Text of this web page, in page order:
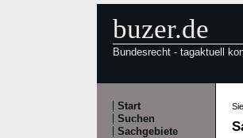
buzer.de
Bundesrecht - tagaktuell
Start
Suchen
Sachgebiete